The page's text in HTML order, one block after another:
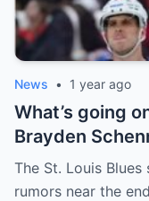
News • 1 year ago
What’s going
Brayden
decided to sell,
shocked
The St. Louis
rumors near the